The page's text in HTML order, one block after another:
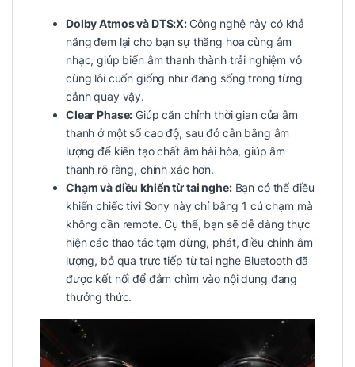
Dolby Atmos và DTS:X:Công nghệ này có khả
năngđem lại cho bạn sự thăng hoa cùng âm
nhạc, giúp biến âm thanh thành trải nghiệm vô
cùng lôi cuốn giống như đang sống trong từng
cảnh quay vậy.
Clear Phase: Giúp căn chỉnh thời gian của âm
thanh ở một số cao độ, sau đó cân bằng âm
lượng để kiến tạo chất âm hài hòa, giúp âm
thanh rõ ràng, chính xác hơn.
Chạm và điều khiển từ tai nghe:Bạn có thể điều
khiển chiếc tivi Sony này chỉ bằng 1 cú chạm mà
không cần remote. Cụ thể, bạn sẽ dễ dàng thực
hiện các thao tác tạm dừng, phát, điều chỉnh âm
lượng, bỏ qua trực tiếp từ tai nghe Bluetooth đã
được kết nối để đắm chìm vào nội dung đang
thưởng thức.